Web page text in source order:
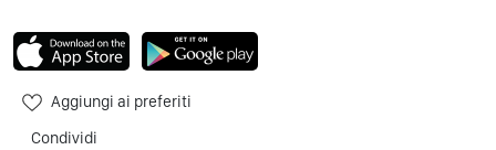
Aggiungi ai preferiti
Condividi